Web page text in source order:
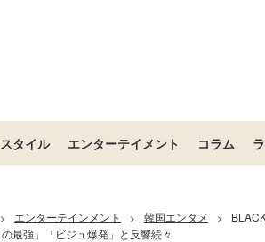
スタイル エンターテイメント コラム
> エンターテインメント > 韓国エンタメ >
最強」「ビジュ爆発」と反響続々